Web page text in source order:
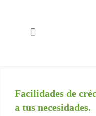
Facilidades de
a tus necesidades.